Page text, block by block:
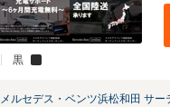
黒
メルセデス・ベンツ浜松和田 サ